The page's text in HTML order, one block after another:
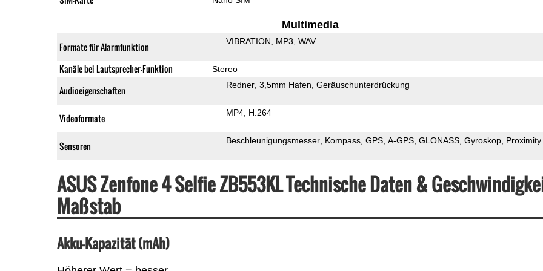
Multimedia
Formate für Alarmfunktion VIBRATION MP3 WAV
Kanäle bei Lautsprecher-Funktion Stereo
Audioeigenschaften Redner 3,5mm Hafen Geräuschunterdrückung
Videoformate MP4 H.264
Sensoren Beschleunigungsmesser Kompass GPS A-GPS GLONASS Gyroskop Proximity
ASUS Zenfone 4 Selfie ZB553KL Technische Daten &
Maßstab
Akku-Kapazität (mAh)